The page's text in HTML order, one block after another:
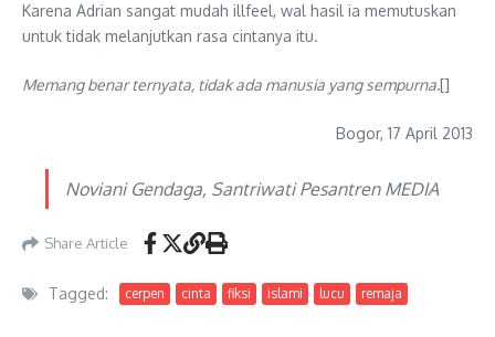
Karena Adrian sangat mudah illfeel, wal hasil ia memutuskan
untuk tidak melanjutkan rasa cintanya itu.
Memang benar ternyata, tidak ada manusia yang sempurna.[]
Bogor, 17 April 2013
Noviani Gendaga, Santriwati Pesantren MEDIA
Share Article
Tagged: cerpen cinta fiksi islami lucu remaja